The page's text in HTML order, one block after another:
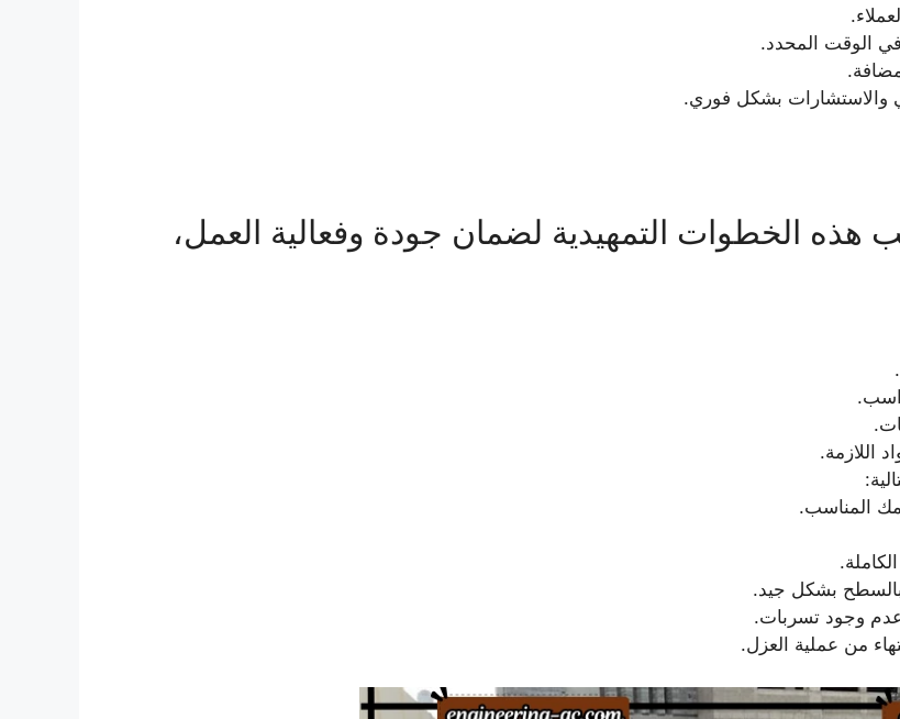
الوقت المحدد.
والاستشارات بشكل فوري.
الخطوات التمهيدية لضمان جودة وفعالية العمل،
اللازمة.
المناسب.
بشكل جيد.
وجود تسربات.
من عملية العزل.